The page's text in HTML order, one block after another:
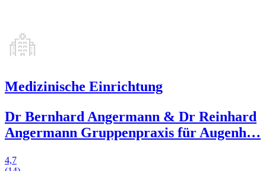
Medizinische Einrichtung
Dr Bernhard Angermann & Dr Reinhard
Angermann Gruppenpraxis für Augenh…
4,7